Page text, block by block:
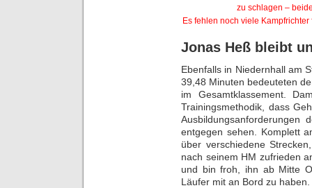
zu schlagen –
Es fehlen noch viele
Jonas Heß bleibt
Ebenfalls in Niedernhall am
39,48 Minuten bedeuteten
im Gesamtklassement.
Trainingsmethodik, dass
Ausbildungsanforderungen
entgegen sehen. Komplett
über verschiedene
nach seinem HM zufrieden
und bin froh, ihn ab Mitte
Läufer mit an Bord zu haben.